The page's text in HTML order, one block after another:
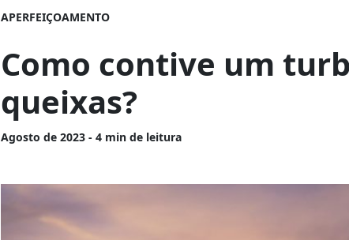
APERFEIÇOAMENTO
Como contive um
queixas?
Agostode 2023 - 4 min de leitura